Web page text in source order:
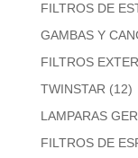
FILTROS DE
GAMBAS Y
FILTROS
TWINSTAR (12)
LAMPARAS
FILTROS DE